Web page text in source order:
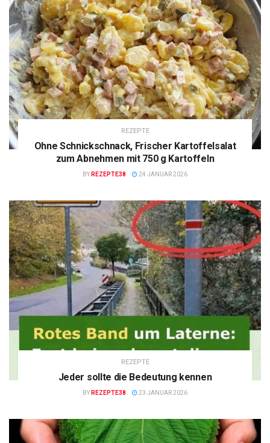
REZEPTE
Ohne Schnickschnack, Frischer Kartoffelsalat
zum Abnehmen mit 750 g Kartoffeln
BY REZEPTE38 24 JANUAR 2026
REZEPTE
Jeder sollte die Bedeutung kennen
BY REZEPTE38 23 JANUAR 2026